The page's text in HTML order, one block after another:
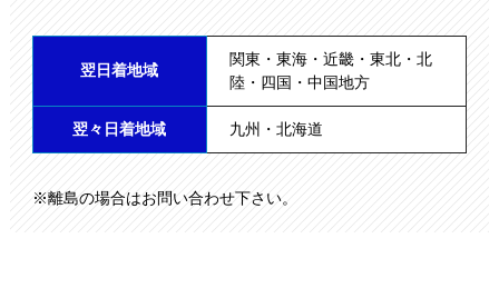
翌日着地域
関東・東海・近畿・東北・北
陸・四国・中国地方
翌々日着地域 九州・北海道
※離島の場合はお問い合わせ下さい。